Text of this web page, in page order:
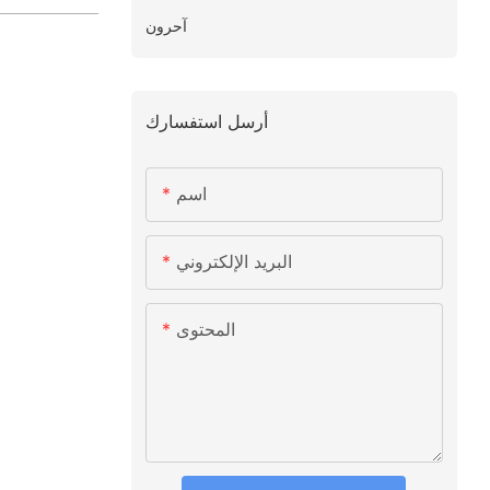
آحرون
أرسل استفسارك
اسم
البريد الإلكتروني
المحتوى